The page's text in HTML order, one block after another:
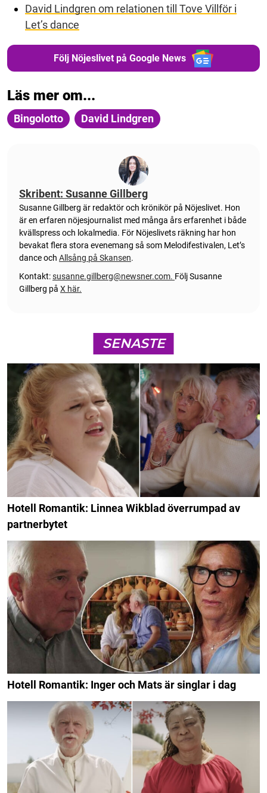
David Lindgren om relationen till Tove Villför i
Let’s dance
Följ Nöjeslivet på Google News
Läs mer om...
Bingolotto David Lindgren
Skribent: Susanne Gillberg
Susanne Gillberg är redaktör och krönikör på Nöjeslivet. Hon
är en erfaren nöjesjournalist med många års erfarenhet i både
kvällspress och lokalmedia. För Nöjeslivets räkning har hon
bevakat flera stora evenemang så som Melodifestivalen, Let’s
dance och Allsång på Skansen.
Kontakt:susanne.gillberg@newsner.com. Följ Susanne
Gillberg på X här.
SENASTE
Hotell Romantik: Linnea Wikblad överrumpad av
partnerbytet
Hotell Romantik: Inger och Mats är singlar i dag